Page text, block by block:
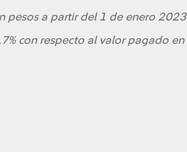
pesos a partir del 1 de enero 2023
con respecto al valor pagado en